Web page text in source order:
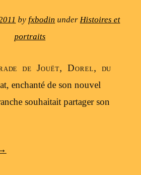
by fxbodin under Histoires et
portraits
de Jouët, Dorel, du
enchanté de son nouvel
souhaitait partager son